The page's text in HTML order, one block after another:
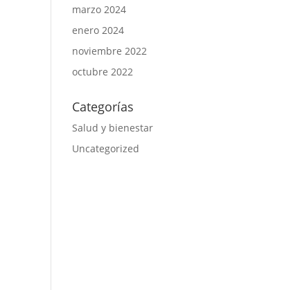
marzo 2024
enero 2024
noviembre 2022
octubre 2022
Categorías
Salud y bienestar
Uncategorized